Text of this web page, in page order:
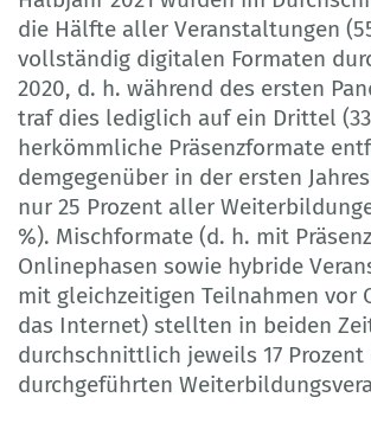
die Hälfte aller Veranstaltungen
vollständig digitalen Formaten
2020, d. h. während des ersten
traf dies lediglich auf ein Drittel
herkömmliche Präsenzformate
demgegenüber in der ersten
nur 25 Prozent aller
%). Mischformate (d. h. mit
Onlinephasen sowie hybride
mit gleichzeitigen Teilnahmen vor
das Internet) stellten in beiden
durchschnittlich jeweils 17 Prozent
durchgeführten